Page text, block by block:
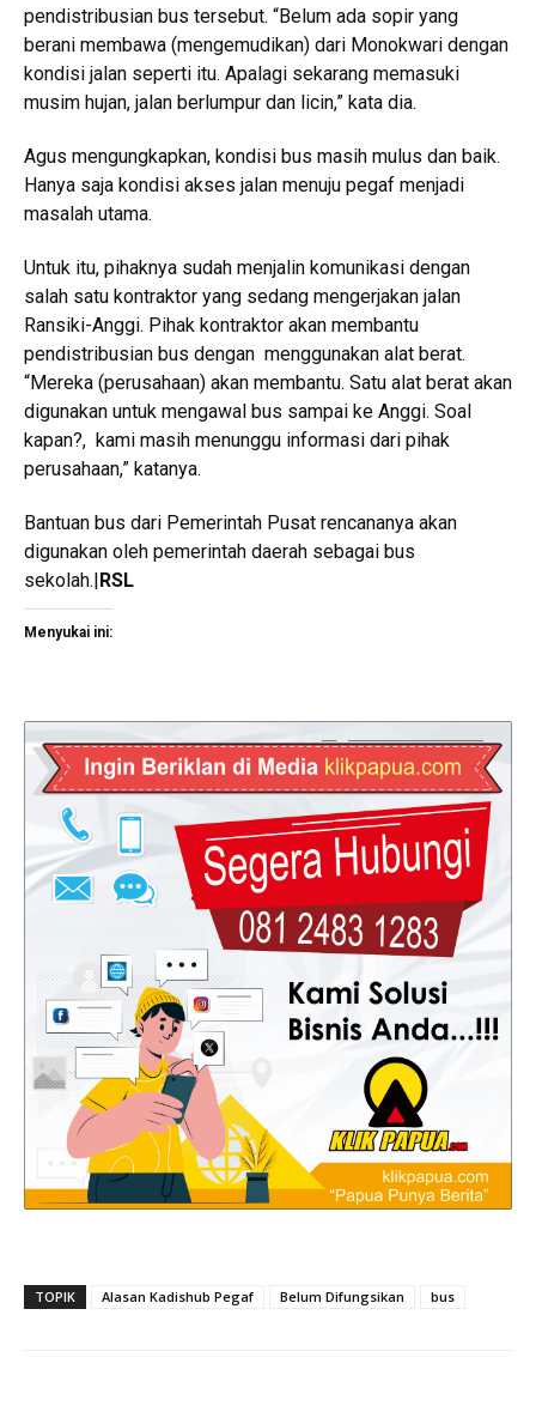
pendistribusian bus tersebut. “Belum ada sopir yang
berani membawa (mengemudikan) dari Monokwari dengan
kondisi jalan seperti itu. Apalagi sekarang memasuki
musim hujan, jalan berlumpur dan licin,” kata dia.
Agus mengungkapkan, kondisi bus masih mulus dan baik.
Hanya saja kondisi akses jalan menuju pegaf menjadi
masalah utama.
Untuk itu, pihaknya sudah menjalin komunikasi dengan
salah satu kontraktor yang sedang mengerjakan jalan
Ransiki-Anggi. Pihak kontraktor akan membantu
pendistribusian bus dengan menggunakan alat berat.
“Mereka (perusahaan) akan membantu. Satu alat berat akan
digunakan untuk mengawal bus sampai ke Anggi. Soal
kapan?, kami masih menunggu informasi dari pihak
perusahaan,” katanya.
Bantuan bus dari Pemerintah Pusat rencananya akan
digunakan oleh pemerintah daerah sebagai bus
sekolah.|RSL
Menyukai ini:
TOPIK Alasan Kadishub Pegaf Belum Difungsikan bus